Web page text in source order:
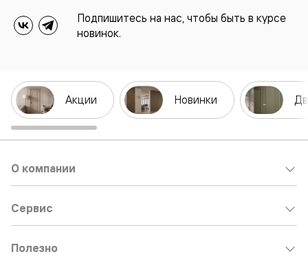
Подпишитесь на нас, чтобы быть в курсе
новинок.
Акции Новинки
О компании
Сервис
Полезно